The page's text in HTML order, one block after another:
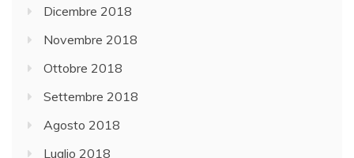
Dicembre 2018
Novembre 2018
Ottobre 2018
Settembre 2018
Agosto 2018
Luglio 2018